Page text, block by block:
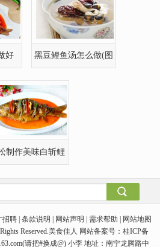
制作美味白斩鲤
聘 | 条款说明 | 网站声明 | 需求帮助 | 网站地图
Reserved.美食佳人 网站备案号：桂ICP备
请速与我们联系，我们在收到相关证据后，12小
会删除相关作品。